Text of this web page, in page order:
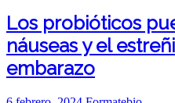
y
su
papel
en
la
Los probióticos
náuseas y el
embarazo